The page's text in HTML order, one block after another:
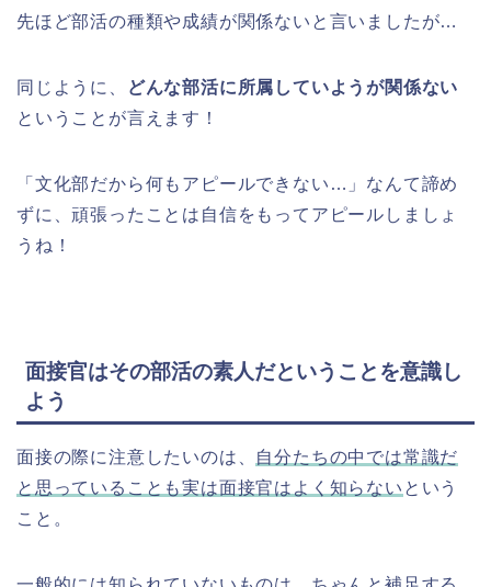
先ほど部活の種類や成績が関係ないと言いましたが…
同じように、
どんな部活に所属していようが関係ない
ということが言えます！
「文化部だから何もアピールできない…」なんて諦め
ずに、頑張ったことは自信をもってアピールしましょ
うね！
面接官はその部活の素人だということを意識し
よう
面接の際に注意したいのは、 自分たちの中では常識だ
と思っていることも実は面接官はよく知らない という
こと。